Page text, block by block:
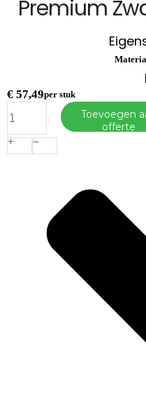
Premium
€ 57,49per stuk
Drain
65/100
T-
stuk
(Aluminium)
Toevoegen
offerte